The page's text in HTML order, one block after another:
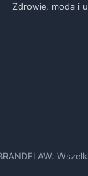
Zdrowie, moda i